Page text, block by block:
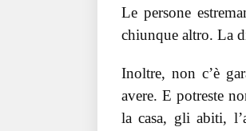
Le persone
chiunque altro. La
Inoltre, non c’è
avere. E potreste
la casa, gli abiti,